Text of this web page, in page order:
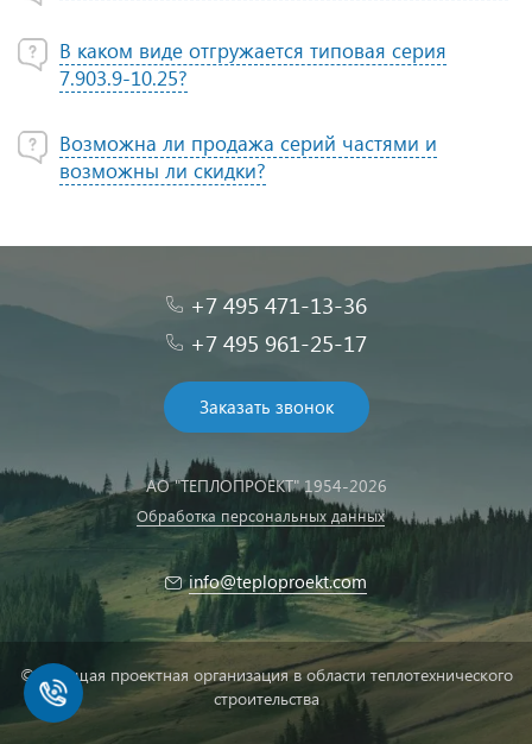
В каком виде отгружается типовая серия
7.903.9-10.25?
Возможна ли продажа серий частями и
возможны ли скидки?
+7 495 471-13-36
+7 495 961-25-17
Заказать звонок
АО "ТЕПЛОПРОЕКТ" 1954-2026
Обработка персональных данных
info@teploproekt.com
© Ведущая проектная организация в области теплотехнического
строительства
Быстро с 1С-Битрикс